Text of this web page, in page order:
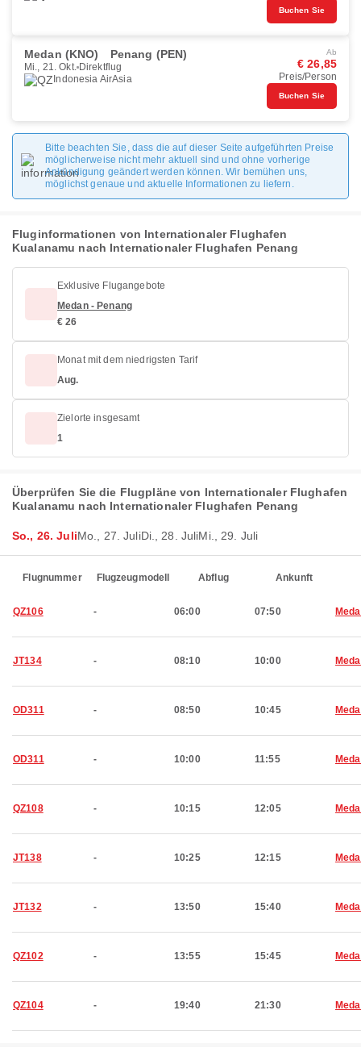
Buchen Sie
Medan (KNO) Penang (PEN)
Mi., 21. Okt. Direktflug
Indonesia AirAsia
Ab
€ 26,85
Preis/Person
Buchen Sie
Bitte beachten Sie, dass die auf dieser Seite aufgeführten Preise
möglicherweise nicht mehr aktuell sind und ohne vorherige
Ankündigung geändert werden können. Wir bemühen uns,
möglichst genaue und aktuelle Informationen zu liefern.
Fluginformationen von Internationaler Flughafen
Kualanamu nach Internationaler Flughafen Penang
Exklusive Flugangebote
Medan - Penang
€ 26
Monat mit dem niedrigsten Tarif
Aug.
Zielorte insgesamt
1
Überprüfen Sie die Flugpläne von Internationaler Flughafen
Kualanamu nach Internationaler Flughafen Penang
So., 26. JuliMo., 27. JuliDi., 28. JuliMi., 29. Juli
Flugnummer Flugzeugmodell Abflug Ankunft
QZ106 - 06:00 07:50
JT134 - 08:10 10:00
OD311 - 08:50 10:45
OD311 - 10:00 11:55
QZ108 - 10:15 12:05
JT138 - 10:25 12:15
JT132 - 13:50 15:40
QZ102 - 13:55 15:45
QZ104 - 19:40 21:30